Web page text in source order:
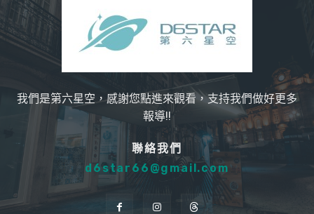
我們是第六星空，感謝您點進來觀看，支持我們做好更多
報導!!
聯絡我們
d6star66@gmail.com